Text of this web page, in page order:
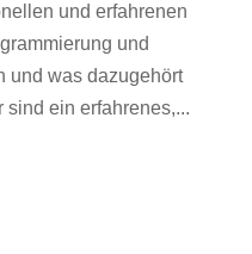
und erfahrenen
und
und was dazugehört
sind ein erfahrenes,...